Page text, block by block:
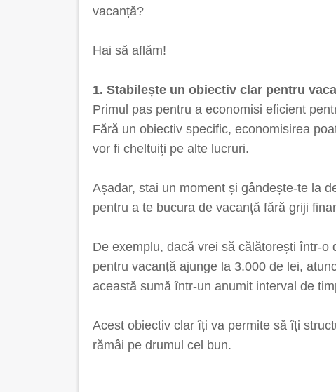
vacanță?
Hai să aflăm!
1. Stabilește un obiectiv clar pentru
Primul pas pentru a economisi eficient
Fără un obiectiv specific, economisirea
vor fi cheltuiți pe alte lucruri.
Așadar, stai un moment și gândește-te la
pentru a te bucura de vacanță fără griji
De exemplu, dacă vrei să călătorești într-
pentru vacanță ajunge la 3.000 de lei,
această sumă într-un anumit interval de
Acest obiectiv clar îți va permite să îți
rămâi pe drumul cel bun.